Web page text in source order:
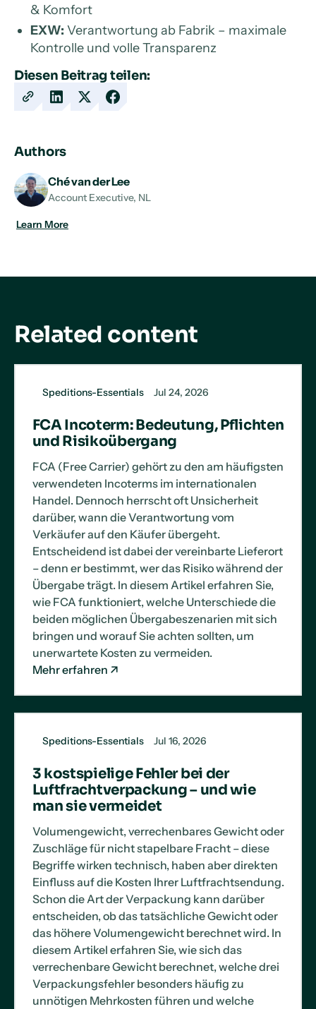
Diesen Beitrag teilen:
CopyShareShareShare
Authors
Ché van der Lee
Account Executive, NL
Learn More
& Komfort
EXW: Verantwortung ab Fabrik – maximale
Kontrolle und volle Transparenz
Related content
Speditions-Essentials Jul 24, 2026
FCA Incoterm: Bedeutung, Pflichten
und Risikoübergang
FCA (Free Carrier) gehört zu den am häufigsten
verwendeten Incoterms im internationalen
Handel. Dennoch herrscht oft Unsicherheit
darüber, wann die Verantwortung vom
Verkäufer auf den Käufer übergeht.
Entscheidend ist dabei der vereinbarte Lieferort
– denn er bestimmt, wer das Risiko während der
Übergabe trägt. In diesem Artikel erfahren Sie,
wie FCA funktioniert, welche Unterschiede die
beiden möglichen Übergabeszenarien mit sich
bringen und worauf Sie achten sollten, um
unerwartete Kosten zu vermeiden.
Mehr erfahren
Speditions-Essentials Jul 16, 2026
3 kostspielige Fehler bei der
Luftfrachtverpackung – und wie
man sie vermeidet
Volumengewicht, verrechenbares Gewicht oder
Zuschläge für nicht stapelbare Fracht – diese
Begriffe wirken technisch, haben aber direkten
Einfluss auf die Kosten Ihrer Luftfrachtsendung.
Schon die Art der Verpackung kann darüber
entscheiden, ob das tatsächliche Gewicht oder
das höhere Volumengewicht berechnet wird. In
diesem Artikel erfahren Sie, wie sich das
verrechenbare Gewicht berechnet, welche drei
Verpackungsfehler besonders häufig zu
unnötigen Mehrkosten führen und welche